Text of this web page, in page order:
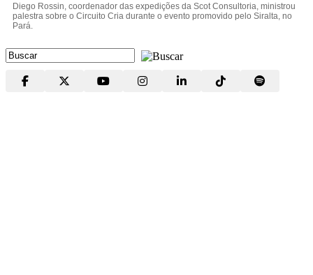
Diego Rossin, coordenador das expedições da Scot Consultoria, ministrou
palestra sobre o Circuito Cria durante o evento promovido pelo Siralta, no
Pará.